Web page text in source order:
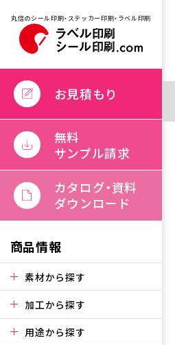
丸信のシール印刷・ステッカー印刷・ラベル印刷
お見積もり
無料
サンプル請求
カタログ・資料
ダウンロード
商品情報
素材から探す
加工から探す
用途から探す